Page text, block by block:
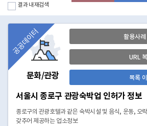
결과 내 재검색
문화/관광
공공데이터 활용사
URL
목록
서울시 종로구 관광숙박업 인허가 정보
종로구의 관광호텔과 같은 숙박시설 및 음식, 운동, 오
갖추어 제공하는 업소정보